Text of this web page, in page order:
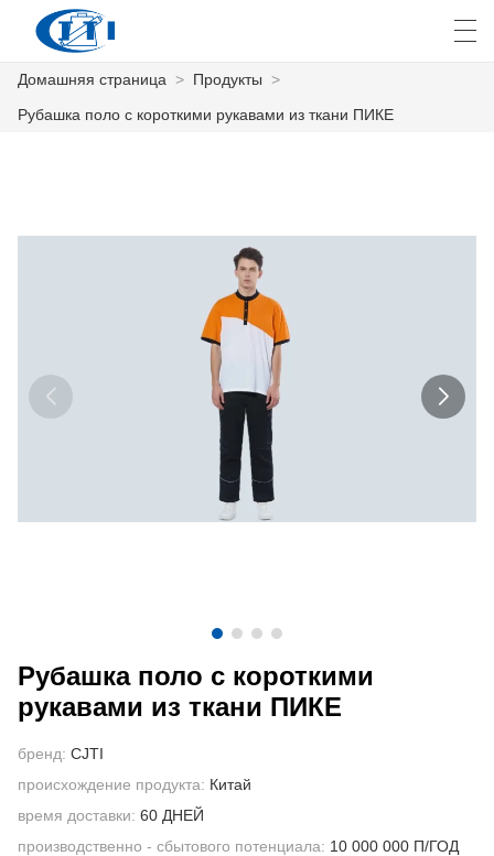
НОВОСТИ
العربية česky Deutsch
Домашняя страница > Продукты >
Рубашка поло с короткими рукавами из ткани ПИКЕ
Рубашка поло с короткими
рукавами из ткани ПИКЕ
бренд: CJTI
происхождение продукта: Китай
время доставки: 60 ДНЕЙ
производственно - сбытового потенциала: 10 000 000 П/ГОД